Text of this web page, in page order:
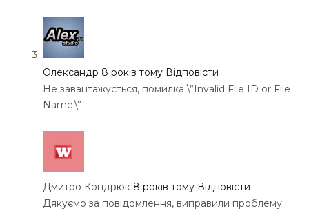
Олександр 8 років тому Відповісти
Не завантажується, помилка \”Invalid File ID or File
Name.\”
Дмитро Кондрюк 8 років тому Відповісти
Дякуємо за повідомлення, виправили проблему.